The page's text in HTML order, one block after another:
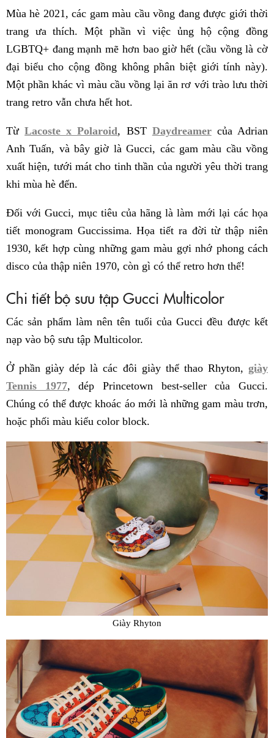
Mùa hè 2021, các gam màu cầu vồng đang được giới thời
trang ưa thích. Một phần vì việc ủng hộ cộng đồng
LGBTQ+ đang mạnh mẽ hơn bao giờ hết (cầu vồng là cờ
đại biểu cho cộng đồng không phân biệt giới tính này).
Một phần khác vì màu cầu vồng lại ăn rơ với trào lưu thời
trang retro vẫn chưa hết hot.
TừLacoste x Polaroid, BST Daydreamercủa Adrian
Anh Tuấn, và bây giờ là Gucci, các gam màu cầu vồng
xuất hiện, tưới mát cho tinh thần của người yêu thời trang
khi mùa hè đến.
Đối với Gucci, mục tiêu của hãng là làm mới lại các họa
tiết monogram Guccissima. Họa tiết ra đời từ thập niên
1930, kết hợp cùng những gam màu gợi nhớ phong cách
disco của thập niên 1970, còn gì có thể retro hơn thế!
Chi tiết bộ sưu tập Gucci Multicolor
Các sản phẩm làm nên tên tuổi của Gucci đều được kết
nạp vào bộ sưu tập Multicolor.
Ở phần giày dép là các đôi giày thể thao Rhyton, giày
Tennis 1977, dép Princetown best-seller của Gucci.
Chúng có thể được khoác áo mới là những gam màu trơn,
hoặc phối màu kiểu color block.
Giày Rhyton